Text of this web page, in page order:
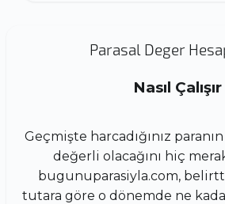
Parasal Deger
Nasıl Çalışır
Geçmişte harcadığınız
değerli olacağını hiç
bugunuparasiyla.com,
tutara göre o dönemde ne